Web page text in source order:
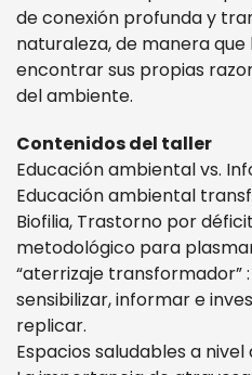
de conexión profunda y
naturaleza, de manera
encontrar sus propias
del ambiente.
Contenidos del taller
Educación ambiental vs.
Educación ambiental
Biofilia, Trastorno por
metodológico para
“aterrizaje transformador”
sensibilizar, informar e
replicar.
Espacios saludables a